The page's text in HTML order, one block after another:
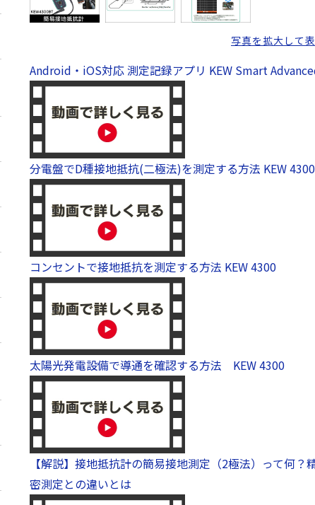
写真を拡大して
Android・iOS対応 測定記録アプリ KEW Smart
分電盤でD種接地抵抗(二極法)を測定する方法 KEW 4300
コンセントで接地抵抗を測定する方法 KEW 4300
太陽光発電設備で導通を確認する方法 KEW 4300
【解説】接地抵抗計の簡易接地測定（2極法）って何？
密測定との違いとは